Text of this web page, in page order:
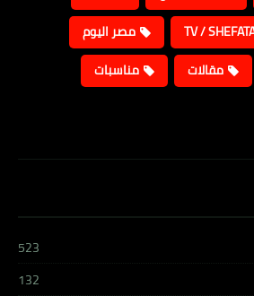
مصر اليوم
مقالات
مناسبات
523
132